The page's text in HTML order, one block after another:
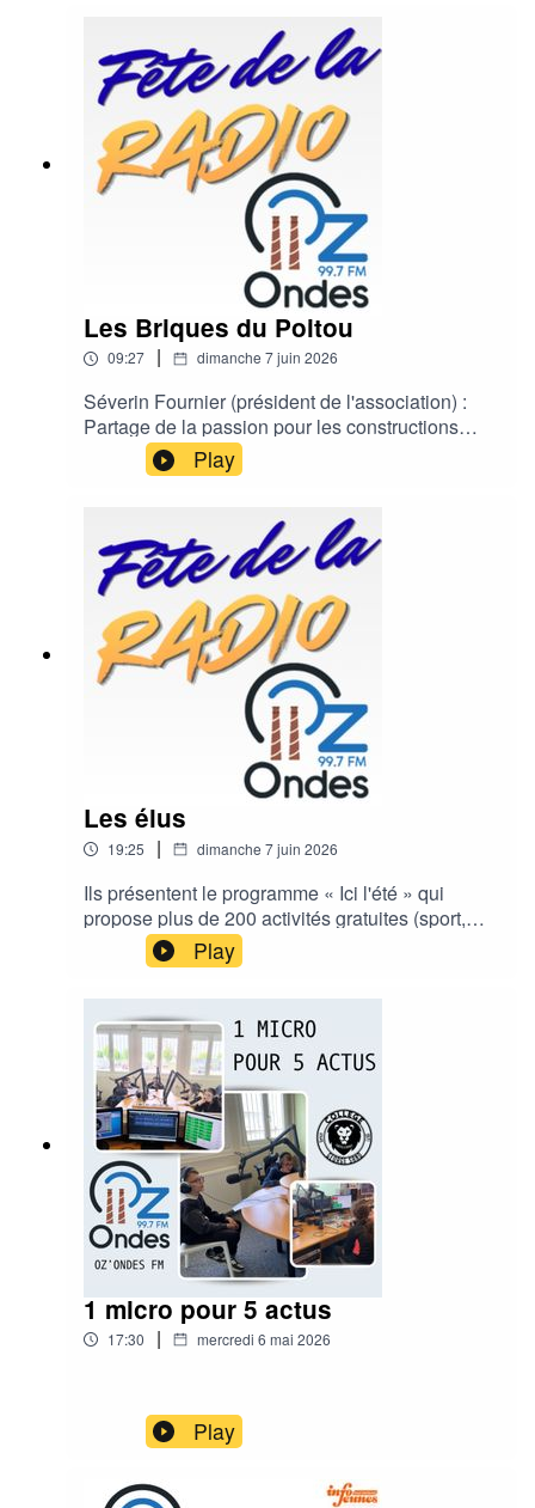
aux revenusAurélien et également vice-président
de Fierté rurale Présentation de la marche des
fiertés organisée en milieu rural à Chenevel pour
lutter contre les discriminations
Les Briques du Poitou
09:27 | dimanche 7 juin 2026
Séverin Fournier (président de l'association) :
Partage de la passion pour les constructions
monumentales en briques Lego et annonce de la
prochaine exposition à l'Agora
Play
Les élus
19:25 | dimanche 7 juin 2026
Ils présentent le programme « Ici l'été » qui
propose plus de 200 activités gratuites (sport,
culture, patrimoine) réparties sur les 30
communes de l'agglomération.
Play
1 micro pour 5 actus
17:30 | mercredi 6 mai 2026
Play